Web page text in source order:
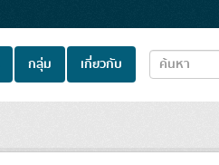
กลุ่ม เกี่ยวกับ